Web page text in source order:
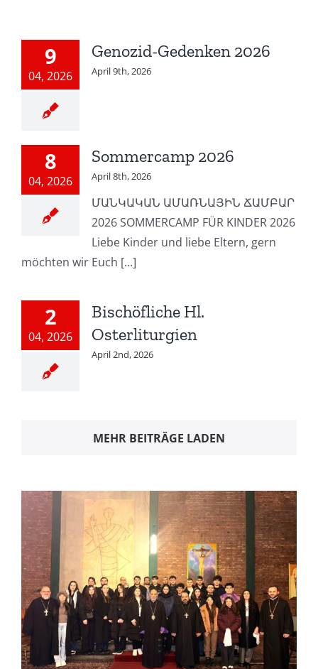
9
04, 2026
Genozid-Gedenken 2026
April 9th, 2026
8
04, 2026
Sommercamp 2026
April 8th, 2026
ՄԱՆԿԱԿԱՆ ԱՄԱՌՆԱՅԻՆ ՃԱՄԲԱՐ
2026 SOMMERCAMP FÜR KINDER 2026
Liebe Kinder und liebe Eltern, gern
möchten wir Euch [...]
2
04, 2026
Bischöfliche Hl.
Osterliturgien
April 2nd, 2026
MEHR BEITRÄGE LADEN